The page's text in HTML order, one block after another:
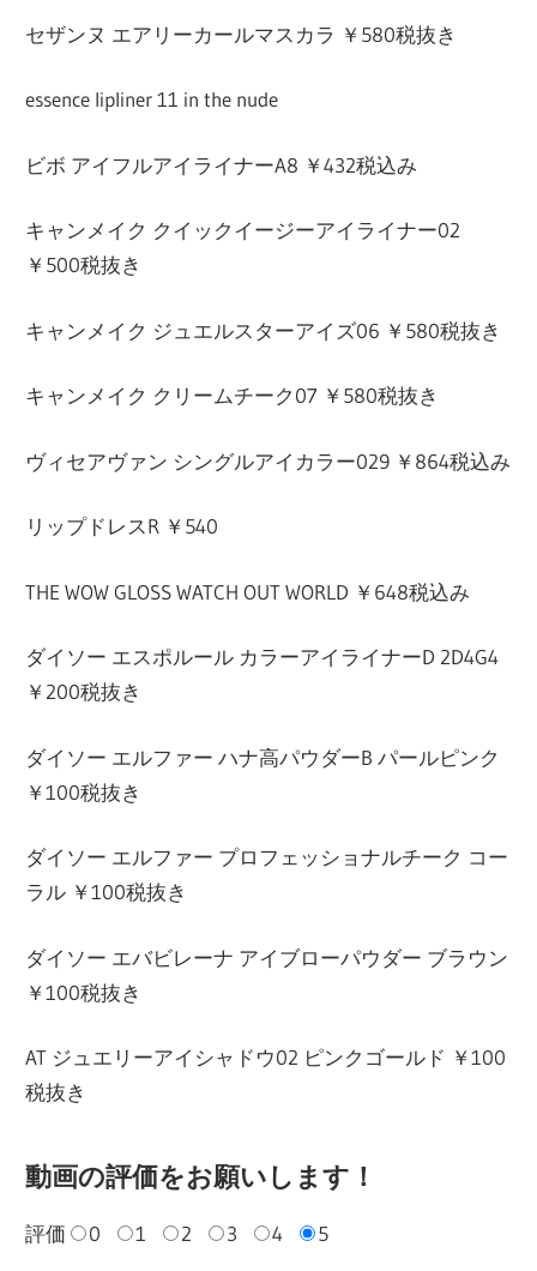
セザンヌ エアリーカールマスカラ ￥580税抜き
essence lipliner 11 in the nude
ビボ アイフルアイライナーA8 ￥432税込み
キャンメイク クイックイージーアイライナー02
￥500税抜き
キャンメイク ジュエルスターアイズ06 ￥580税抜き
キャンメイク クリームチーク07 ￥580税抜き
ヴィセアヴァン シングルアイカラー029 ￥864税込み
リップドレスR ￥540
THE WOW GLOSS WATCH OUT WORLD ￥648税込み
ダイソー エスポルール カラーアイライナーD 2D4G4
￥200税抜き
ダイソー エルファー ハナ高パウダーB パールピンク
￥100税抜き
ダイソー エルファー プロフェッショナルチーク コー
ラル ￥100税抜き
ダイソー エバビレーナ アイブローパウダー ブラウン
￥100税抜き
AT ジュエリーアイシャドウ02 ピンクゴールド ￥100
税抜き
動画の評価をお願いします！
評価 0 1 2 3 4 5